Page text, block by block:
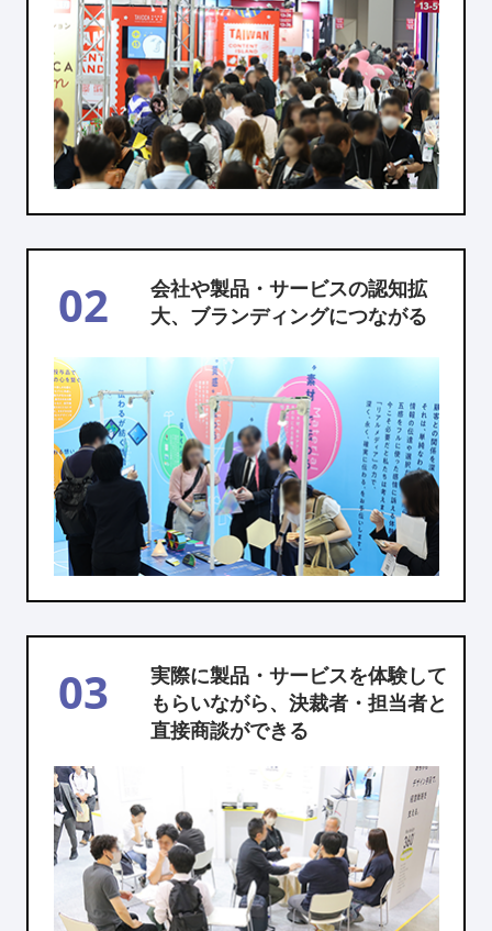
02
会社や製品・サービスの認知拡
大、ブランディングにつながる
03
実際に製品・サービスを体験して
もらいながら、決裁者・担当者と
直接商談ができる